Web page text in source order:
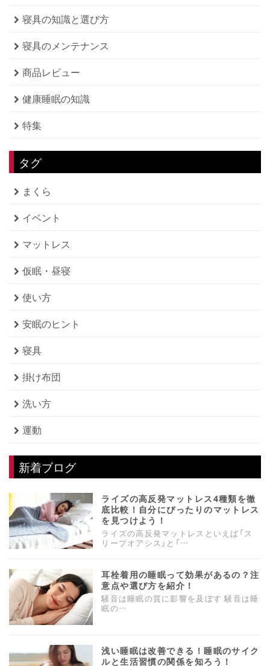
寝具の知識と選び方
寝具のメンテナンス
商品レビュー
健康睡眠の知識
特集
タグ
まくら
イベント
マットレス
仮眠・昼寝
使い方
安眠のヒント
寝具
掛け布団
洗い方
運動
新着ブログ
ライズの高反発マットレス4種類を徹
底比較！自分にぴったりのマットレス
を見つけよう！
ライズの高反発マットレスといえば「ス
リープオアシス」と「…
耳栓着用の睡眠って効果があるの？注
意点や選び方を紹介！
騒音は睡眠の質に影響を及ぼす 騒音は睡
眠の…
浅い睡眠は改善できる！睡眠のサイク
ルと生活習慣の関係を知ろう！